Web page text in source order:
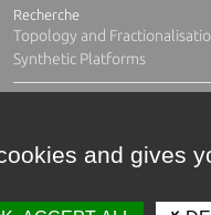
Recherche
Topology and
Synthetic Platforms
and gives